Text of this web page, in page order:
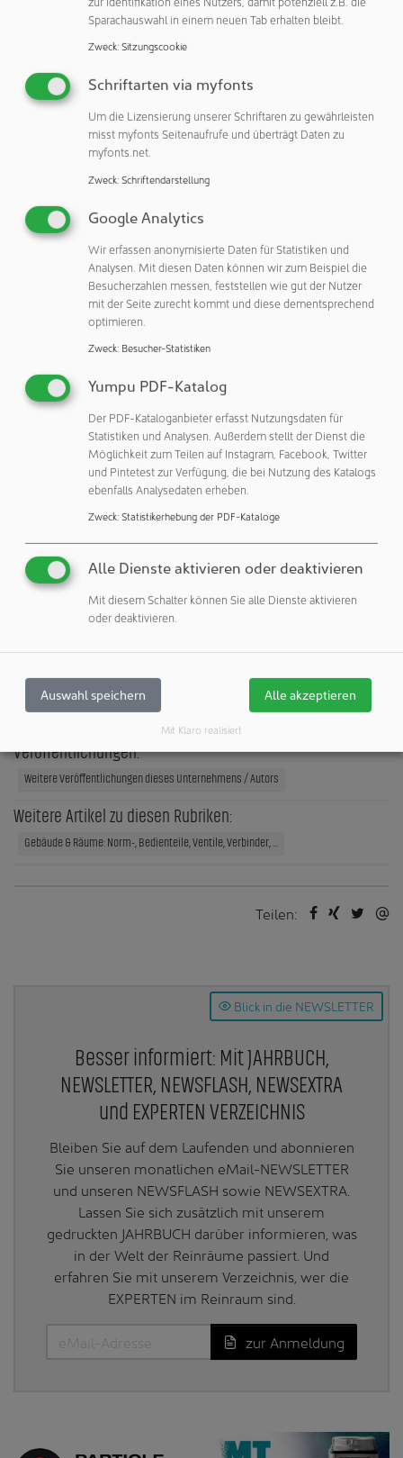
– das reduziert Schließgeräusche und verhindert, dass
Metall auf Metall trifft. Die Fixierung der Magnetelemente
oben oder seitlich orientiert – kombiniert mit passenden
Anschlagsblechen wird man so fast jeder
Montagesituation gerecht. Übrigens helfen die verzinkten
Anschlagsbleche auch dann, wenn Klappen oder Türen aus
sich auch als Verschluss von Schiebetüren. Das
Zusammenwirken von Magnet- und Anschlagsteilen kann
im Online-Shop von Ganter per 3D-Darstellung verifiziert
und konfiguriert werden.
Otto Ganter GmbH & Co. KG
Triberger Straße 3
78120 Furtwangen
Deutschland
Telefon: +49 7723 65070
Telefax: +49 7723 4659
info@ganternorm.com
http://www.ganternorm.com
Unternehmensprofil
zeigen
zeigen
Reinraum-Shop
zeigen
Veröffentlichungen:
Weitere Veröffentlichungen dieses Unternehmens / Autors
Weitere Artikel zu diesen Rubriken:
Gebäude & Räume: Norm-, Bedienteile, Ventile, Verbinder, ...
Teilen:
Blick in die NEWSLETTER
Besser informiert: Mit JAHRBUCH,
NEWSLETTER, NEWSFLASH, NEWSEXTRA
und EXPERTEN VERZEICHNIS
Bleiben Sie auf dem Laufenden und abonnieren
Sie unseren monatlichen eMail-NEWSLETTER
und unseren NEWSFLASH sowie NEWSEXTRA.
Lassen Sie sich zusätzlich mit unserem
gedruckten JAHRBUCH darüber informieren, was
in der Welt der Reinräume passiert. Und
erfahren Sie mit unserem Verzeichnis, wer die
EXPERTEN im Reinraum sind.
zur Anmeldung
Sparachauswahl in einem neuen Tab erhalten bleibt.
Zweck: Sitzungscookie
Schriftarten via myfonts
Um die Lizensierung unserer Schriftaren zu gewährleisten
misst myfonts Seitenaufrufe und überträgt Daten zu
myfonts.net.
Zweck: Schriftendarstellung
Google Analytics
Wir erfassen anonymisierte Daten für Statistiken und
Analysen. Mit diesen Daten können wir zum Beispiel die
Besucherzahlen messen, feststellen wie gut der Nutzer
mit der Seite zurecht kommt und diese dementsprechend
optimieren.
Zweck: Besucher-Statistiken
Yumpu PDF-Katalog
Der PDF-Kataloganbieter erfasst Nutzungsdaten für
Statistiken und Analysen. Außerdem stellt der Dienst die
Möglichkeit zum Teilen auf Instagram, Facebook, Twitter
und Pintetest zur Verfügung, die bei Nutzung des Katalogs
ebenfalls Analysedaten erheben.
Zweck: Statistikerhebung der PDF-Kataloge
Alle Dienste aktivieren oder deaktivieren
Mit diesem Schalter können Sie alle Dienste aktivieren
oder deaktivieren.
Auswahl speichern Alle akzeptieren
Mit Klaro realisiert